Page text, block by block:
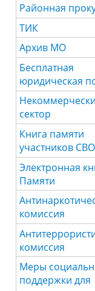
Районная
ТИК
Архив МО
Бесплатная
юридическая
сектор
Книга памяти
участников СВО
Электронная
Памяти
комиссия
комиссия
Меры
поддержки для